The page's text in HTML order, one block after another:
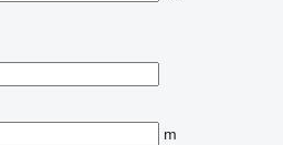
m